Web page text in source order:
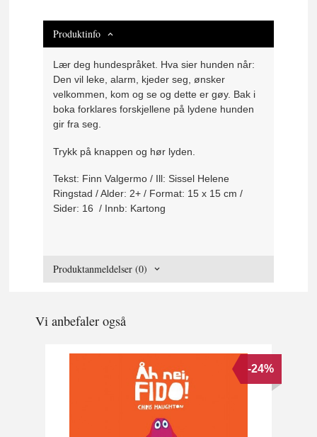
Produktinfo
Lær deg hundespråket. Hva sier hunden når:
Den vil leke, alarm, kjeder seg, ønsker
velkommen, kom og se og dette er gøy. Bak i
boka forklares forskjellene på lydene hunden
gir fra seg.
Trykk på knappen og hør lyden.
Tekst: Finn Valgermo / Ill: Sissel Helene
Ringstad / Alder: 2+ / Format: 15 x 15 cm /
Sider: 16 / Innb: Kartong
Produktanmeldelser (0)
Vi anbefaler også
-24%